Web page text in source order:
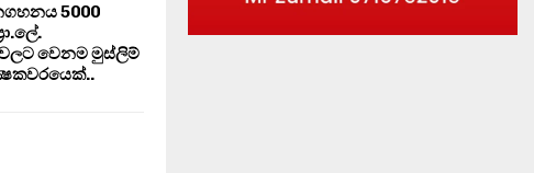
5000
වෙනම මුස්ලිම්